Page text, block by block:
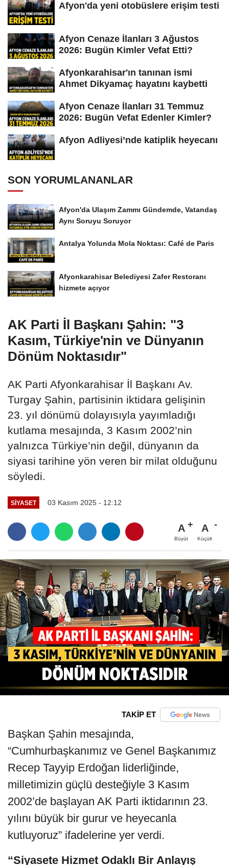
Afyon'da yeni otobüslere erişim testi
Afyon Cenaze İlanları 3 Ağustos
2026: Bugün Kimler Vefat Etti?
Afyonkarahisar'ın tanınan ismi
Ahmet Dikyamaç hayatını kaybetti
Afyon Cenaze İlanları 31 Temmuz
2026: Bugün Vefat Edenler Kimler?
Afyon Adliyesi’nde katiplik heyecanı
SON YORUMLANANLAR
Afyon'da Ulaşım Zammı Gündemde, Vatandaş
Aynı Soruyu Soruyor
Antalya Yolunda Mola Noktası: Café de Paris
Afyonkarahisar Belediyesi Zafer Restoranı
hizmete açıyor
AK Parti İl Başkanı Şahin: "3
Kasım, Türkiye'nin ve Dünyanın
Dönüm Noktasıdır"
AK Parti Afyonkarahisar İl Başkanı Av.
Turgay Şahin, partisinin iktidara gelişinin
23. yıl dönümü dolayısıyla yayımladığı
kutlama mesajında, 3 Kasım 2002’nin
yalnızca Türkiye’nin değil, dünyanın da
siyasi tarihine yön veren bir milat olduğunu
söyledi.
SIYASET 03 Kasım 2025 - 12:12
A
Büyüt
A
Küçült
TAKİP ET
Başkan Şahin mesajında,
“Cumhurbaşkanımız ve Genel Başkanımız
Recep Tayyip Erdoğan liderliğinde,
milletimizin güçlü desteğiyle 3 Kasım
2002’de başlayan AK Parti iktidarının 23.
yılını büyük bir gurur ve heyecanla
kutluyoruz” ifadelerine yer verdi.
“Siyasete Hizmet Odaklı Bir Anlayış